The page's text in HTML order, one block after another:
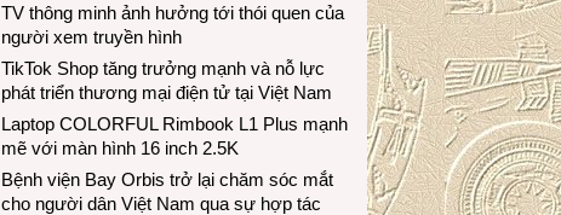
TV thông minh ảnh hưởng tới thói quen của
người xem truyền hình
TikTok Shop tăng trưởng mạnh và nỗ lực
phát triển thương mại điện tử tại Việt Nam
Laptop COLORFUL Rimbook L1 Plus mạnh
mẽ với màn hình 16 inch 2.5K
Bệnh viện Bay Orbis trở lại chăm sóc mắt
cho người dân Việt Nam qua sự hợp tác